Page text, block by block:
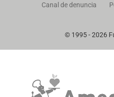
© 1995 - 2026
Canal de denuncia